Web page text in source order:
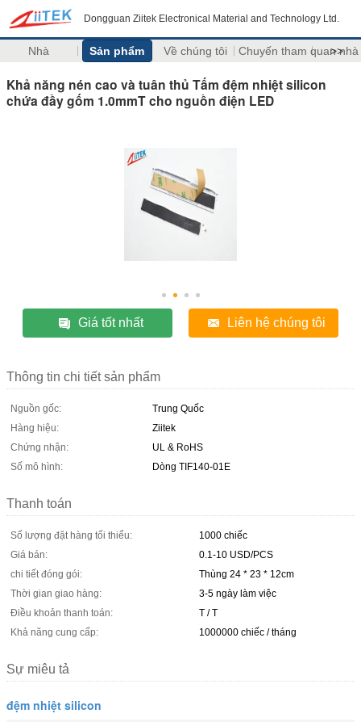
Dongguan Ziitek Electronical Material and Technology Ltd.
Nhà Sản phẩm Về chúng tôi Chuyến tham quan nhà
>>
Khả năng nén cao và tuân thủ Tấm đệm nhiệt silicon
chứa đầy gốm 1.0mmT cho nguồn điện LED
Giá tốt nhất Liên hệ chúng tôi
Thông tin chi tiết sản phẩm
Nguồn gốc:
Trung Quốc
Hàng hiệu:
Ziitek
Chứng nhận:
UL & RoHS
Số mô hình:
Dòng TIF140-01E
Thanh toán
Số lượng đặt hàng tối thiểu:
1000 chiếc
Giá bán:
0.1-10 USD/PCS
chi tiết đóng gói:
Thùng 24 * 23 * 12cm
Thời gian giao hàng:
3-5 ngày làm việc
Điều khoản thanh toán:
T / T
Khả năng cung cấp:
1000000 chiếc / tháng
Sự miêu tả
đệm nhiệt silicon